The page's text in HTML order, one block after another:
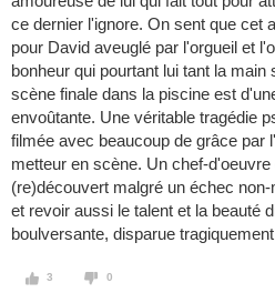
ce dernier l'ignore. On sent que cet
pour David aveuglé par l'orgueil et
bonheur qui pourtant lui tant la
scène finale dans la piscine est
envoûtante. Une véritable tragédie
filmée avec beaucoup de grâce par
metteur en scène. Un chef-
(re)découvert malgré un échec
et revoir aussi le talent et la beauté
boulversante, disparue
3 0